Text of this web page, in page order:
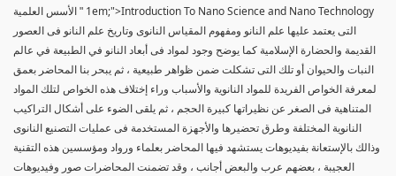
1em;">Introduction To Nano Science and Nano Technology " الأسس العلمية
التى يعتمد عليها علم النانو ومفهوم المقياس النانوى وتاريخ علم النانو فى العصور
القديمة والحضارة الإسلامية كما يوضح وجود لمواد فى أبعاد النانو في الطبيعة في عالم
النبات والحيوان أو تلك التى تشكلت ضمن ظواهر طبيعية ، ثم يبحر بنا المحاضر بعمق
لمعرفة الخواص الفريدة للمواد النانوية والأسباب وراء إختلاف هذه الخواص لتلك المواد
المتناهية فى الصغر عن نظيراتها كبيرة الحجم ، ثم يلقى الضوء على أشكال التراكيب
النانوية المختلفة وطرق تحضيرها والأجهزة المستخدمة فى عمليات التصنيع النانوى
وذالك بالإستعانة بفيديوهات يستشهد فيها المحاضر بعلماء ورواد ومؤسسين هذه التقنية
العجيبة ، بعضهم عرب والبعض أجانب ، وقد تضمنت المحاضرات صور وفيديوهات